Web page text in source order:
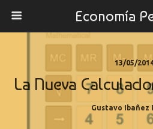
Economía
13/05/
La Nueva
Gustavo Ibañez